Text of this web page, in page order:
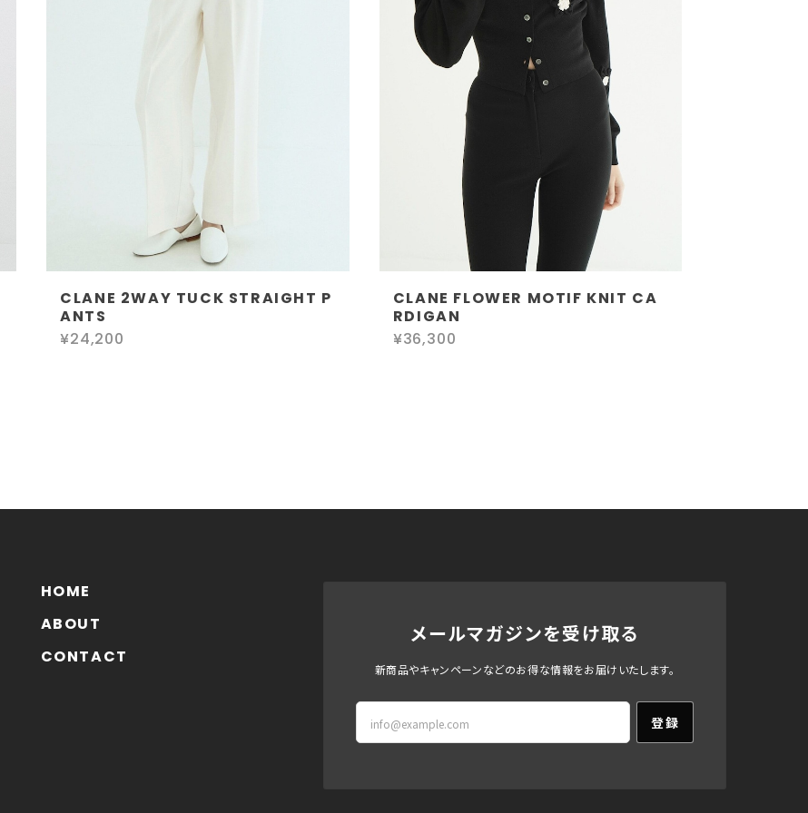
CLANE 2WAY TUCK STRAIGHT P
ANTS
¥24,200
CLANE FLOWER MOTIF KNIT CA
RDIGAN
¥36,300
メールマガジンを受け取る
新商品やキャンペーンなどのお得な情報をお届けいたします。
登録
HOME
ABOUT
CONTACT